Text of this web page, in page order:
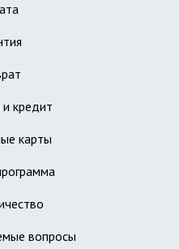
и кредит
карты
вопросы